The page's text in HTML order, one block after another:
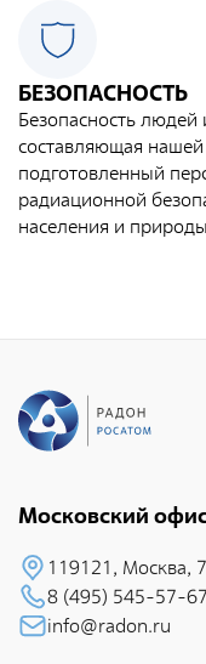
БЕЗОПАСНОСТЬ
Безопасность
составляющая
подготовленный
радиационной
населения и
Московский
119121, Москва,
8 (495) 545-57-67
info@radon.ru
Южный
Приволжский
Северо-Западный
Сибирский
Переработка и
Обеспечение
требованиям
Обследование
потенциально
территорий